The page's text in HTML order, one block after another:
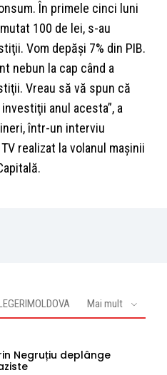
În primele cinci luni
100 de lei, s-au
Vom depăşi 7% din PIB.
nebun la cap când a
Vreau să vă spun că
anul acesta”, a
într-un interviu
realizat la volanul maşinii
Mai mult
Negruțiu deplânge